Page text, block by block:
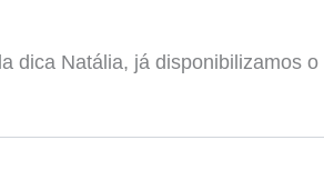
dica Natália, já disponibilizamos